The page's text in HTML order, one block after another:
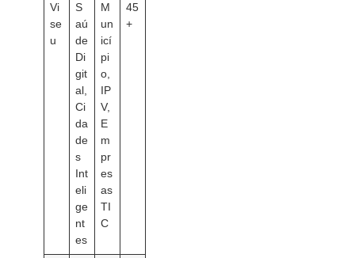
Vi
se
u
S
aú
de
Di
git
al,
Ci
da
de
s
Int
eli
ge
nt
es
M
un
icí
pi
o,
IP
V,
E
m
pr
es
as
TI
C
45
+